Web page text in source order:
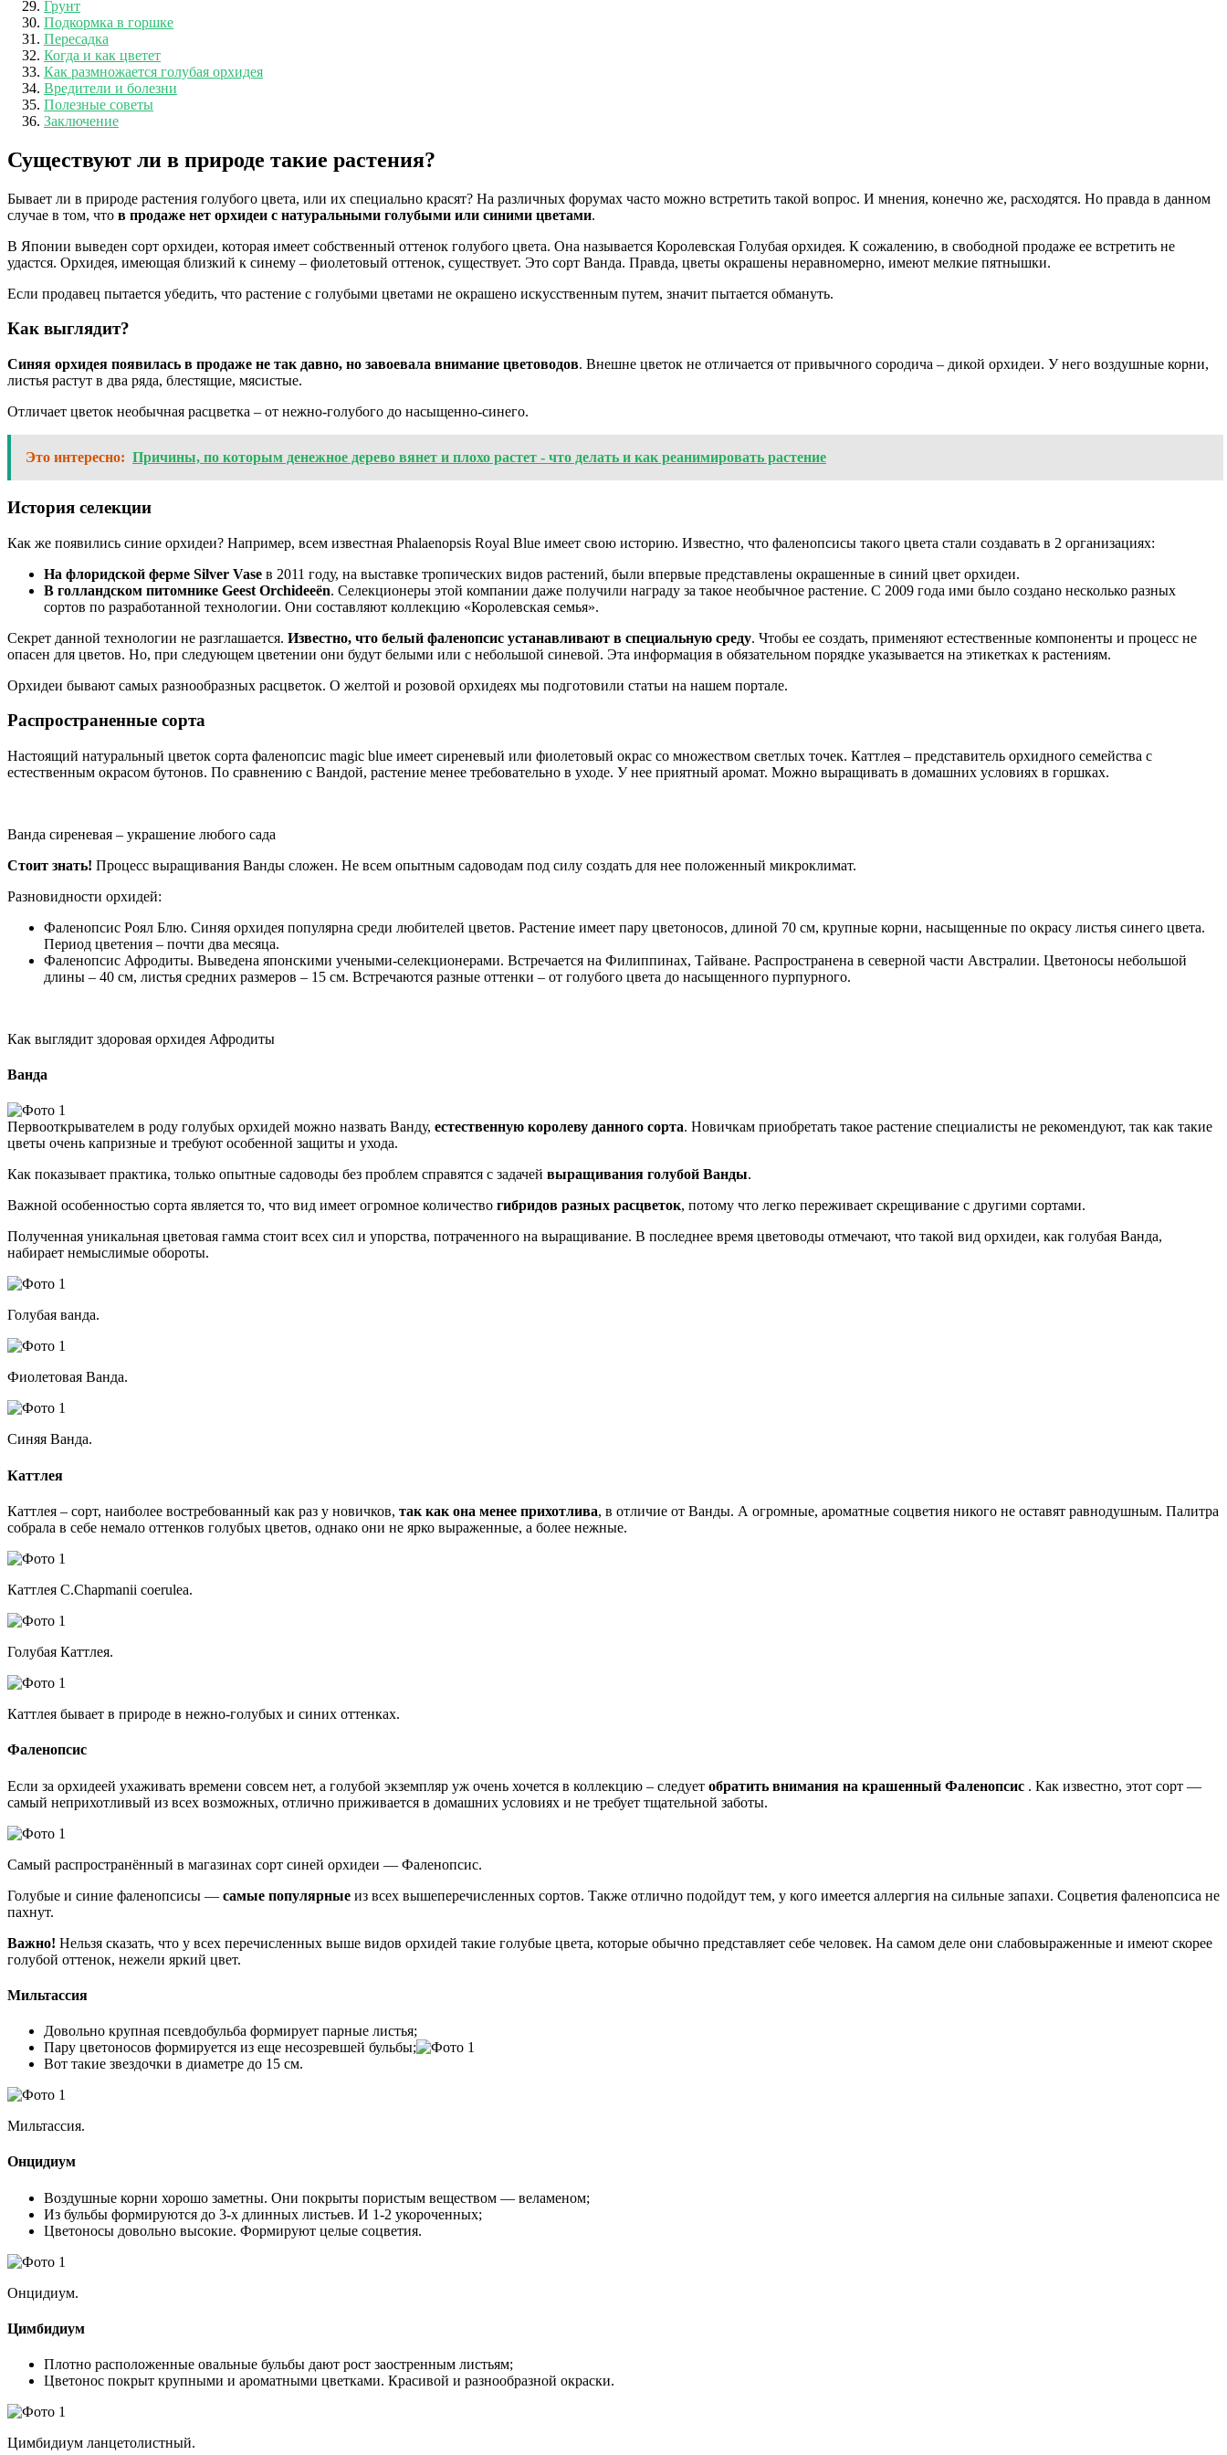
Грунт
Подкормка в горшке
Пересадка
Когда и как цветет
Как размножается голубая орхидея
Вредители и болезни
Полезные советы
Заключение
Существуют ли в природе такие растения?
Бывает ли в природе растения голубого цвета, или их специально красят? На различных форумах часто можно встретить такой вопрос. И мнения, конечно же, расходятся. Но правда в данном
случае в том, что в продаже нет орхидеи с натуральными голубыми или синими цветами.
В Японии выведен сорт орхидеи, которая имеет собственный оттенок голубого цвета. Она называется Королевская Голубая орхидея. К сожалению, в свободной продаже ее встретить не
удастся. Орхидея, имеющая близкий к синему – фиолетовый оттенок, существует. Это сорт Ванда. Правда, цветы окрашены неравномерно, имеют мелкие пятнышки.
Если продавец пытается убедить, что растение с голубыми цветами не окрашено искусственным путем, значит пытается обмануть.
Как выглядит?
Синяя орхидея появилась в продаже не так давно, но завоевала внимание цветоводов. Внешне цветок не отличается от привычного сородича – дикой орхидеи. У него воздушные корни,
листья растут в два ряда, блестящие, мясистые.
Отличает цветок необычная расцветка – от нежно-голубого до насыщенно-синего.
Это интересно: Причины, по которым денежное дерево вянет и плохо растет - что делать и как реанимировать растение
История селекции
Как же появились синие орхидеи? Например, всем известная Phalaenopsis Royal Blue имеет свою историю. Известно, что фаленопсисы такого цвета стали создавать в 2 организациях:
На флоридской ферме Silver Vase в 2011 году, на выставке тропических видов растений, были впервые представлены окрашенные в синий цвет орхидеи.
В голландском питомнике Geest Orchideeёn. Селекционеры этой компании даже получили награду за такое необычное растение. С 2009 года ими было создано несколько разных
сортов по разработанной технологии. Они составляют коллекцию «Королевская семья».
Секрет данной технологии не разглашается. Известно, что белый фаленопсис устанавливают в специальную среду. Чтобы ее создать, применяют естественные компоненты и процесс не
опасен для цветов. Но, при следующем цветении они будут белыми или с небольшой синевой. Эта информация в обязательном порядке указывается на этикетках к растениям.
Орхидеи бывают самых разнообразных расцветок. О желтой и розовой орхидеях мы подготовили статьи на нашем портале.
Распространенные сорта
Настоящий натуральный цветок сорта фаленопсис magic blue имеет сиреневый или фиолетовый окрас со множеством светлых точек. Каттлея – представитель орхидного семейства с
естественным окрасом бутонов. По сравнению с Вандой, растение менее требовательно в уходе. У нее приятный аромат. Можно выращивать в домашних условиях в горшках.
Ванда сиреневая – украшение любого сада
Стоит знать! Процесс выращивания Ванды сложен. Не всем опытным садоводам под силу создать для нее положенный микроклимат.
Разновидности орхидей:
Фаленопсис Роял Блю. Синяя орхидея популярна среди любителей цветов. Растение имеет пару цветоносов, длиной 70 см, крупные корни, насыщенные по окрасу листья синего цвета.
Период цветения – почти два месяца.
Фаленопсис Афродиты. Выведена японскими учеными-селекционерами. Встречается на Филиппинах, Тайване. Распространена в северной части Австралии. Цветоносы небольшой
длины – 40 см, листья средних размеров – 15 см. Встречаются разные оттенки – от голубого цвета до насыщенного пурпурного.
Как выглядит здоровая орхидея Афродиты
Ванда
Первооткрывателем в роду голубых орхидей можно назвать Ванду, естественную королеву данного сорта. Новичкам приобретать такое растение специалисты не рекомендуют, так как такие
цветы очень капризные и требуют особенной защиты и ухода.
Как показывает практика, только опытные садоводы без проблем справятся с задачей выращивания голубой Ванды.
Важной особенностью сорта является то, что вид имеет огромное количество гибридов разных расцветок, потому что легко переживает скрещивание с другими сортами.
Полученная уникальная цветовая гамма стоит всех сил и упорства, потраченного на выращивание. В последнее время цветоводы отмечают, что такой вид орхидеи, как голубая Ванда,
набирает немыслимые обороты.
Голубая ванда.
Фиолетовая Ванда.
Синяя Ванда.
Каттлея
Каттлея – сорт, наиболее востребованный как раз у новичков, так как она менее прихотлива, в отличие от Ванды. А огромные, ароматные соцветия никого не оставят равнодушным. Палитра
собрала в себе немало оттенков голубых цветов, однако они не ярко выраженные, а более нежные.
Каттлея C.Chapmanii coerulea.
Голубая Каттлея.
Каттлея бывает в природе в нежно-голубых и синих оттенках.
Фаленопсис
Если за орхидеей ухаживать времени совсем нет, а голубой экземпляр уж очень хочется в коллекцию – следует обратить внимания на крашенный Фаленопсис . Как известно, этот сорт —
самый неприхотливый из всех возможных, отлично приживается в домашних условиях и не требует тщательной заботы.
Самый распространённый в магазинах сорт синей орхидеи — Фаленопсис.
Голубые и синие фаленопсисы — самые популярные из всех вышеперечисленных сортов. Также отлично подойдут тем, у кого имеется аллергия на сильные запахи. Соцветия фаленопсиса не
пахнут.
Важно! Нельзя сказать, что у всех перечисленных выше видов орхидей такие голубые цвета, которые обычно представляет себе человек. На самом деле они слабовыраженные и имеют скорее
голубой оттенок, нежели яркий цвет.
Мильтассия
Довольно крупная псевдобульба формирует парные листья;
Пару цветоносов формируется из еще несозревшей бульбы;
Вот такие звездочки в диаметре до 15 см.
Мильтассия.
Онцидиум
Воздушные корни хорошо заметны. Они покрыты пористым веществом — веламеном;
Из бульбы формируются до 3-х длинных листьев. И 1-2 укороченных;
Цветоносы довольно высокие. Формируют целые соцветия.
Онцидиум.
Цимбидиум
Плотно расположенные овальные бульбы дают рост заостренным листьям;
Цветонос покрыт крупными и ароматными цветками. Красивой и разнообразной окраски.
Цимбидиум ланцетолистный.